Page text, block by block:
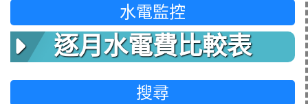
水電監控
逐月水電費比較表
搜尋